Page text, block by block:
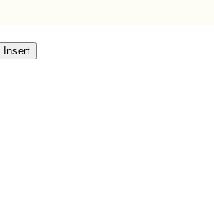
Insert